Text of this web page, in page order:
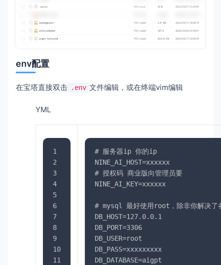
env配置
在宝塔直接双击 .env 文件编辑，或在终端vim编辑
YML
1
2
3
4
5
6
7
8
9
10
11
# 服务器ip 你的ip
NINE_AI_HOST=xxxxxx
# 授权码 商业版向管理员要
NINE_AI_KEY=xxxxxx
# mysql 最好使用root，除非你解决了
DB_HOST=127.0.0.1
DB_PORT=3306
DB_USER=root
DB_PASS=xxxxxxxxx
DB_DATABASE=aigpt